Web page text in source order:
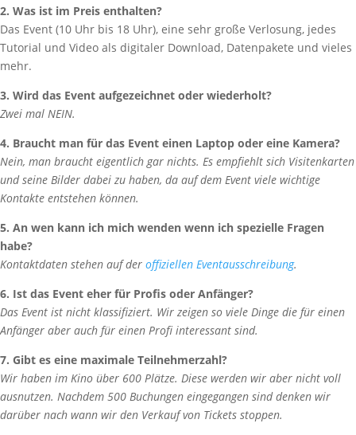
2. Was ist im Preis enthalten?
Das Event (10 Uhr bis 18 Uhr), eine sehr große Verlosung, jedes
Tutorial und Video als digitaler Download, Datenpakete und vieles
mehr.
3. Wird das Event aufgezeichnet oder wiederholt?
Zwei mal NEIN.
4. Braucht man für das Event einen Laptop oder eine Kamera?
Nein, man braucht eigentlich gar nichts. Es empfiehlt sich Visitenkarten
und seine Bilder dabei zu haben, da auf dem Event viele wichtige
Kontakte entstehen können.
5. An wen kann ich mich wenden wenn ich spezielle Fragen
habe?
Kontaktdaten stehen auf der offiziellen Eventausschreibung.
6. Ist das Event eher für Profis oder Anfänger?
Das Event ist nicht klassifiziert. Wir zeigen so viele Dinge die für einen
Anfänger aber auch für einen Profi interessant sind.
7. Gibt es eine maximale Teilnehmerzahl?
Wir haben im Kino über 600 Plätze. Diese werden wir aber nicht voll
ausnutzen. Nachdem 500 Buchungen eingegangen sind denken wir
darüber nach wann wir den Verkauf von Tickets stoppen.